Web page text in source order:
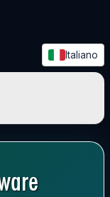
Italiano
IT